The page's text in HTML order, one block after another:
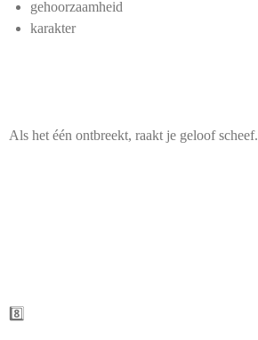
gehoorzaamheid
karakter
Als het één ontbreekt, raakt je geloof scheef.
8️⃣